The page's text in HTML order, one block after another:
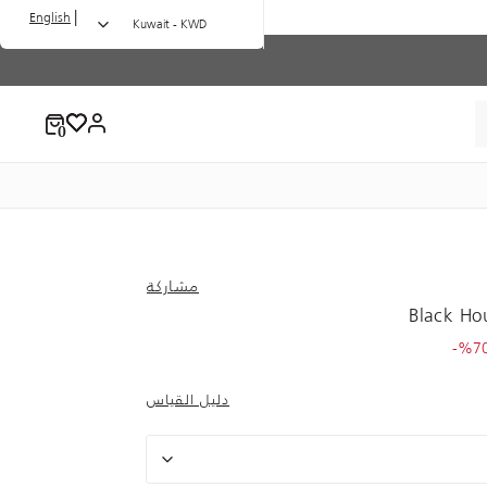
Kuwait - KWD
|
English
مشاركة
Black
to 7.00
دليل القياس